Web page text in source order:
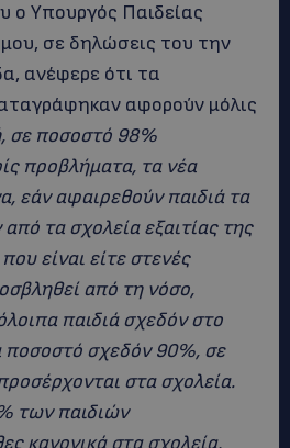
ο Υπουργός Παιδείας
σε δηλώσεις του την
ανέφερε ότι τα
αφορούν μόλις
σε ποσοστό 98%
προβλήματα, τα νέα
εάν αφαιρεθούν παιδιά τα
τα σχολεία εξαιτίας της
είναι είτε στενές
από τη νόσο,
παιδιά σχεδόν στο
ποσοστό σχεδόν 90%, σε
στα σχολεία.
των παιδιών
κανονικά στα σχολεία,